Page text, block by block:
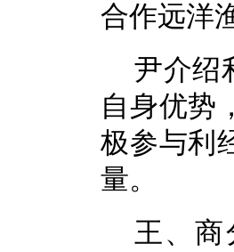
合作远洋
尹介绍
自身优势
极参与利
量。
王、